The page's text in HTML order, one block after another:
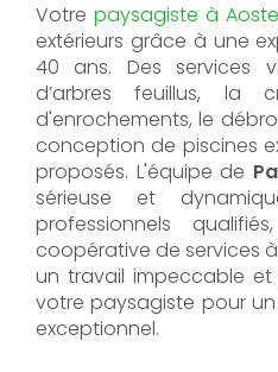
Votre paysagiste à Aoste
extérieurs grâce à une
40 ans. Des services
d’arbres feuillus, la
d'enrochements, le
conception de piscines
proposés. L'équipe de
sérieuse et
professionnels
coopérative de services
un travail impeccable et
votre paysagiste pour
exceptionnel.